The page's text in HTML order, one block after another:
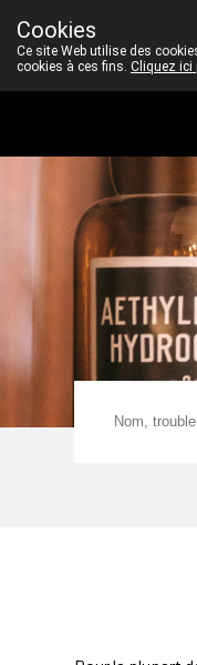
Cookies
Ce site Web utilise des
cookies à ces fins. Cliquez ici